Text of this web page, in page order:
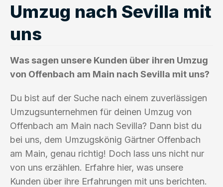
Umzug nach Sevilla mit
uns
Was sagen unsere Kunden über ihren Umzug
von Offenbach am Main nach Sevilla mit uns?
Du bist auf der Suche nach einem zuverlässigen
Umzugsunternehmen für deinen Umzug von
Offenbach am Main nach Sevilla? Dann bist du
bei uns, dem Umzugskönig Gärtner Offenbach
am Main, genau richtig! Doch lass uns nicht nur
von uns erzählen. Erfahre hier, was unsere
Kunden über ihre Erfahrungen mit uns berichten.